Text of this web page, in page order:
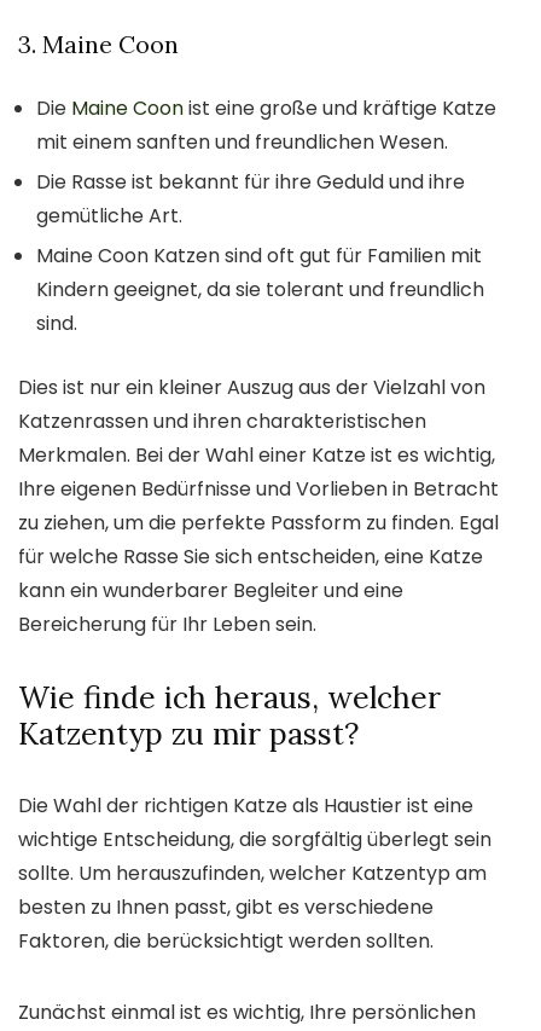
3. Maine Coon
Die Maine Coonist eine große und kräftige Katze
mit einem sanften und freundlichen Wesen.
Die Rasse ist bekannt für ihre Geduld und ihre
gemütliche Art.
Maine Coon Katzen sind oft gut für Familien mit
Kindern geeignet, da sie tolerant und freundlich
sind.
Dies ist nur ein kleiner Auszug aus der Vielzahl von
Katzenrassen und ihren charakteristischen
Merkmalen. Bei der Wahl einer Katze ist es wichtig,
Ihre eigenen Bedürfnisse und Vorlieben in Betracht
zu ziehen, um die perfekte Passform zu finden. Egal
für welche Rasse Sie sich entscheiden, eine Katze
kann ein wunderbarer Begleiter und eine
Bereicherung für Ihr Leben sein.
Wie finde ich heraus, welcher
Katzentyp zu mir passt?
Die Wahl der richtigen Katze als Haustier ist eine
wichtige Entscheidung, die sorgfältig überlegt sein
sollte. Um herauszufinden, welcher Katzentyp am
besten zu Ihnen passt, gibt es verschiedene
Faktoren, die berücksichtigt werden sollten.
Zunächst einmal ist es wichtig, Ihre persönlichen